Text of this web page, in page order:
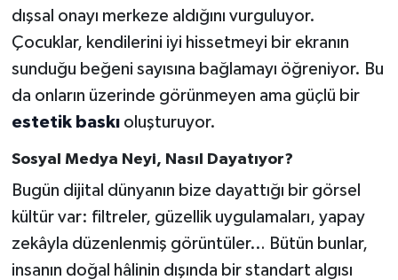
dışsal onayı merkeze aldığını vurguluyor.
Çocuklar, kendilerini iyi hissetmeyi bir ekranın
sunduğu beğeni sayısına bağlamayı öğreniyor. Bu
da onların üzerinde görünmeyen ama güçlü bir
estetik baskıoluşturuyor.
Sosyal Medya Neyi, Nasıl Dayatıyor?
Bugün dijital dünyanın bize dayattığı bir görsel
kültür var: filtreler, güzellik uygulamaları, yapay
zekâyla düzenlenmiş görüntüler… Bütün bunlar,
insanın doğal hâlinin dışında bir standart algısı